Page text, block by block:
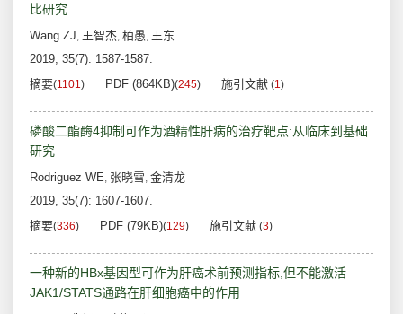
比研究
Wang ZJ, 王智杰, 柏愚, 王东
2019, 35(7): 1587-1587.
摘要(1101) PDF (864KB)(245) 施引文献 (1)
磷酸二酯酶4抑制可作为酒精性肝病的治疗靶点:从临床到基础
研究
Rodriguez WE, 张晓雪, 金清龙
2019, 35(7): 1607-1607.
摘要(336) PDF (79KB)(129) 施引文献 (3)
一种新的HBx基因型可作为肝癌术前预测指标,但不能激活
JAK1/STATS通路在肝细胞癌中的作用